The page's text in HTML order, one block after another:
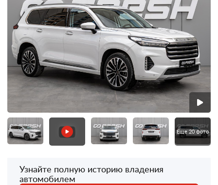
Еще 20 фото
Узнайте полную историю владения
автомобилем